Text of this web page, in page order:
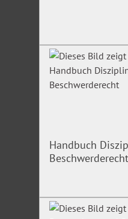
Handbuch
Beschwerderecht